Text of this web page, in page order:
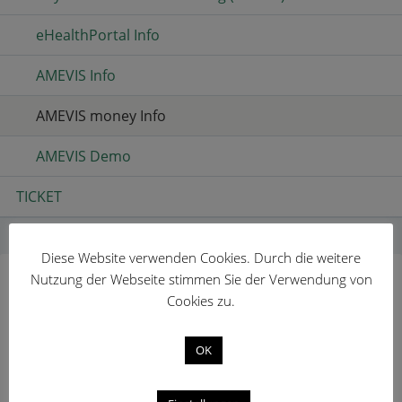
eHealthPortal Info
AMEVIS Info
AMEVIS money Info
AMEVIS Demo
TICKET
AMEVIS MONEY INFO
Wir haben für Sie einige Informationen über unser
Produkt AMEVIS money zusammengestellt.
Diese Website verwenden Cookies. Durch die weitere
Nutzung der Webseite stimmen Sie der Verwendung von
Cookies zu.
OK